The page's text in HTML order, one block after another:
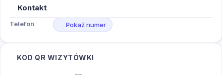
Kontakt
Telefon Pokaż numer
KOD QR WIZYTÓWKI